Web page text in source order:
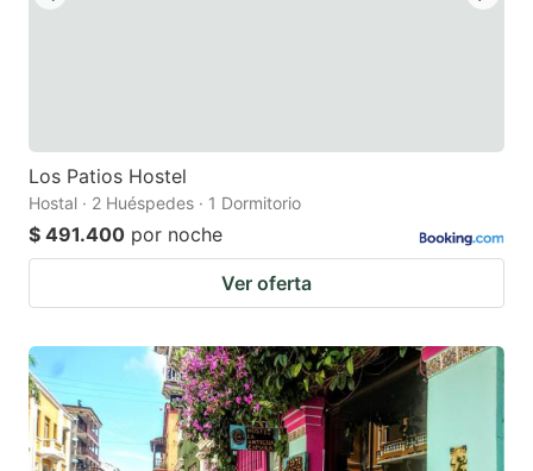
Los Patios Hostel
Hostal · 2 Huéspedes · 1 Dormitorio
$ 491.400 por noche
Ver oferta